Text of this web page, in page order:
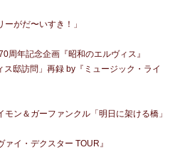
がだ〜いすき！」
周年記念企画『昭和のエルヴィス』
邸訪問」再録 by『ミュージック・ライ
ン＆ガーファンクル「明日に架ける橋」
イ・デクスター TOUR』